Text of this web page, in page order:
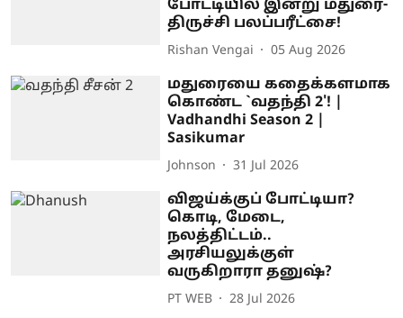
போட்டியில் இன்று மதுரை-
திருச்சி பலப்பரீட்சை!
Rishan Vengai 05 Aug 2026
மதுரையை கதைக்களமாக
கொண்ட `வதந்தி 2'! |
Vadhandhi Season 2 |
Sasikumar
Johnson 31 Jul 2026
விஜய்க்குப் போட்டியா?
கொடி, மேடை,
நலத்திட்டம்..
அரசியலுக்குள்
வருகிறாரா தனுஷ்?
PT WEB 28 Jul 2026